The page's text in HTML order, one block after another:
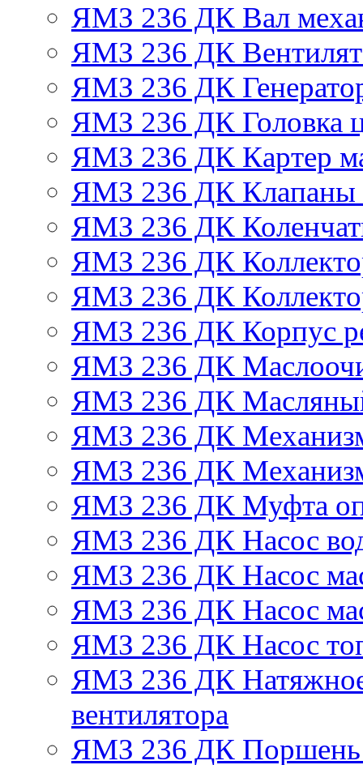
ЯМЗ 236 ДК Вал
ЯМЗ 236 ДК
ЯМЗ 236 ДК
ЯМЗ 236 ДК Головка
ЯМЗ 236 ДК Картер
ЯМЗ 236 ДК Клапаны
ЯМЗ 236 ДК
ЯМЗ 236 ДК
ЯМЗ 236 ДК
ЯМЗ 236 ДК Корпус
ЯМЗ 236 ДК
ЯМЗ 236 ДК
ЯМЗ 236 ДК
ЯМЗ 236 ДК
ЯМЗ 236 ДК Муфта
ЯМЗ 236 ДК Насос
ЯМЗ 236 ДК Насос
ЯМЗ 236 ДК Насос
ЯМЗ 236 ДК Насос
ЯМЗ 236 ДК Натяжное
вентилятора
ЯМЗ 236 ДК Поршень